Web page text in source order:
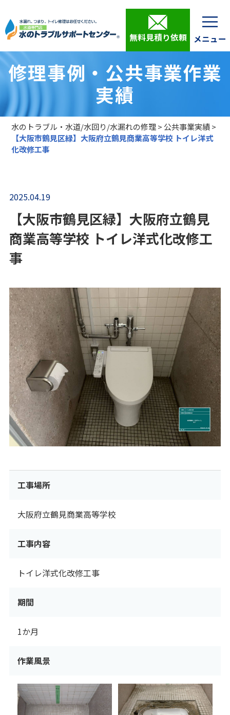
無料見積り依頼
修理事例・公共事業作業
実績
水のトラブル・水道/水回り/水漏れの修理> 公共事業実績>
【大阪市鶴見区緑】大阪府立鶴見商業高等学校 トイレ洋式
化改修工事
2025.04.19
【大阪市鶴見区緑】大阪府立鶴見
商業高等学校 トイレ洋式化改修工
事
工事場所
大阪府立鶴見商業高等学校
工事内容
トイレ洋式化改修工事
期間
1か月
作業風景